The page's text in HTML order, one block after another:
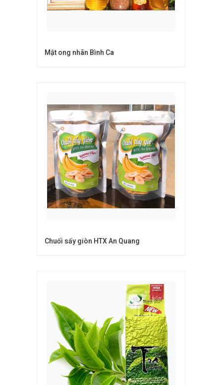
Mật ong nhãn Bình Ca
Chuối sấy giòn HTX An Quang